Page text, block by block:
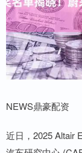
NEWS鼎豪配资
近日，2025 Altair